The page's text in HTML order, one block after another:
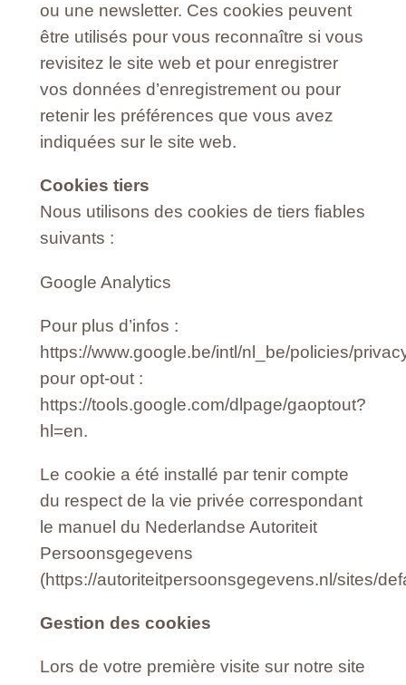
ou une newsletter. Ces cookies peuvent
être utilisés pour vous reconnaître si vous
revisitez le site web et pour enregistrer
vos données d’enregistrement ou pour
retenir les préférences que vous avez
indiquées sur le site web.
Cookies tiers
Nous utilisons des cookies de tiers fiables
suivants :
Google Analytics
Pour plus d’infos :
https://www.google.be/intl/nl_be/policies/
pour opt-out :
https://tools.google.com/dlpage/gaoptout?
hl=en.
Le cookie a été installé par tenir compte
du respect de la vie privée correspondant
le manuel du Nederlandse Autoriteit
Persoonsgegevens
(https://autoriteitpersoonsgegevens.nl/sites/
Gestion des cookies
Lors de votre première visite sur notre site